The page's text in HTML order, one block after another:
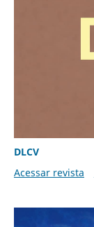
DLCV
Acessar revista